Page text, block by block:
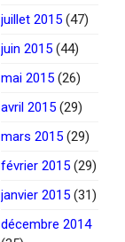
juillet 2015 (47)
juin 2015 (44)
mai 2015 (26)
avril 2015 (29)
mars 2015 (29)
février 2015 (29)
janvier 2015 (31)
décembre 2014